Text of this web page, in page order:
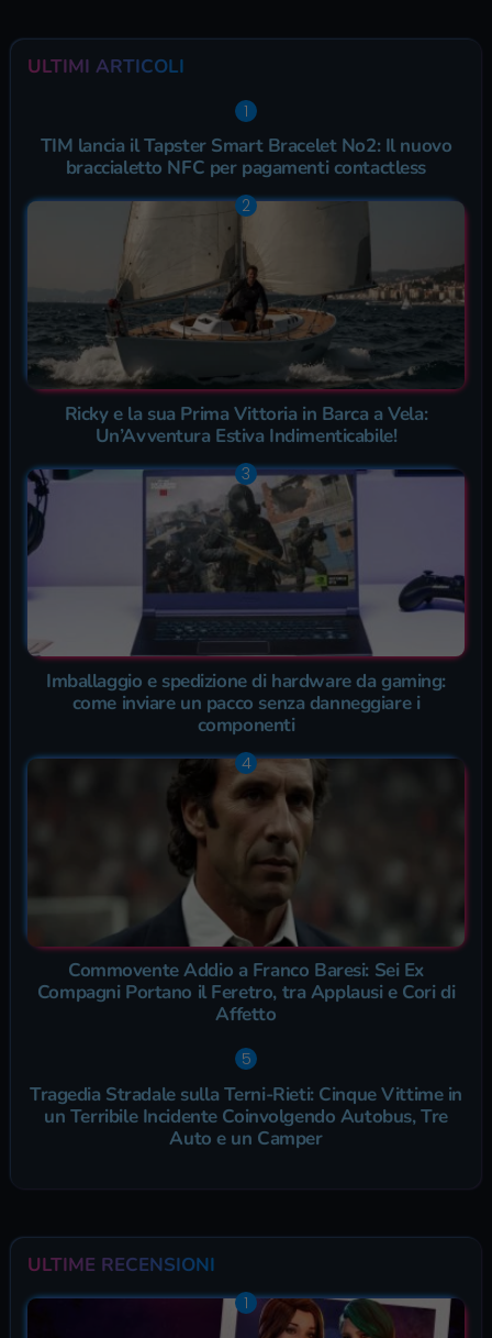
ULTIMI ARTICOLI
TIM lancia il Tapster Smart Bracelet No2: Il nuovo
braccialetto NFC per pagamenti contactless
Ricky e la sua Prima Vittoria in Barca a Vela:
Un’Avventura Estiva Indimenticabile!
Imballaggio e spedizione di hardware da gaming:
come inviare un pacco senza danneggiare i
componenti
Commovente Addio a Franco Baresi: Sei Ex
Compagni Portano il Feretro, tra Applausi e Cori di
Affetto
Tragedia Stradale sulla Terni-Rieti: Cinque Vittime in
un Terribile Incidente Coinvolgendo Autobus, Tre
Auto e un Camper
ULTIME RECENSIONI